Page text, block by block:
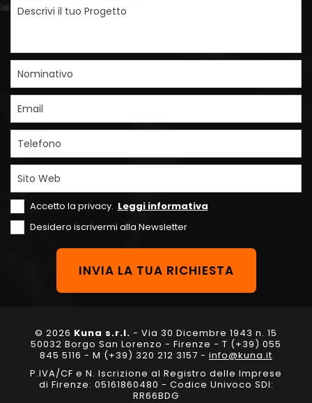
Descrivi il tuo Progetto
Nominativo
Email
Telefono
Sito Web
Accetto la privacy. Leggi informativa
Desidero iscrivermi alla Newsletter
© 2026 Kuna s.r.l. - Via 30 Dicembre 1943 n. 15
50032 Borgo San Lorenzo - Firenze - T (+39) 055
845 5116 - M (+39) 320 212 3157 - info@kuna.it
P.IVA/CF e N. Iscrizione al Registro delle Imprese
di Firenze: 05161860480 - Codice Univoco SDI:
RR66BDG